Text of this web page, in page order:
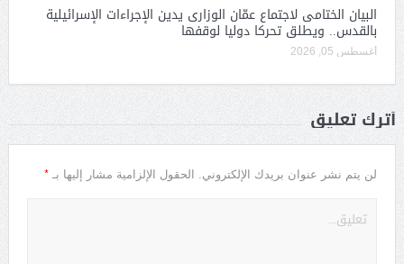
البيان الختامى لاجتماع عمّان الوزارى يدين الإجراءات الإسرائيلية
بالقدس.. ويطلق تحركا دوليا لوقفها
أغسطس 05, 2026
أترك تعليق
لن يتم نشر عنوان بريدك الإلكتروني. الحقول الإلزامية مشار إليها بـ *